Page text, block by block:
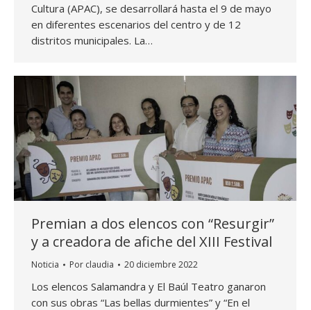
Cultura (APAC), se desarrollará hasta el 9 de mayo
en diferentes escenarios del centro y de 12
distritos municipales. La…
Premian a dos elencos con “Resurgir”
y a creadora de afiche del XIII Festival
Noticia Por claudia 20 diciembre 2022
Los elencos Salamandra y El Baúl Teatro ganaron
con sus obras “Las bellas durmientes” y “En el